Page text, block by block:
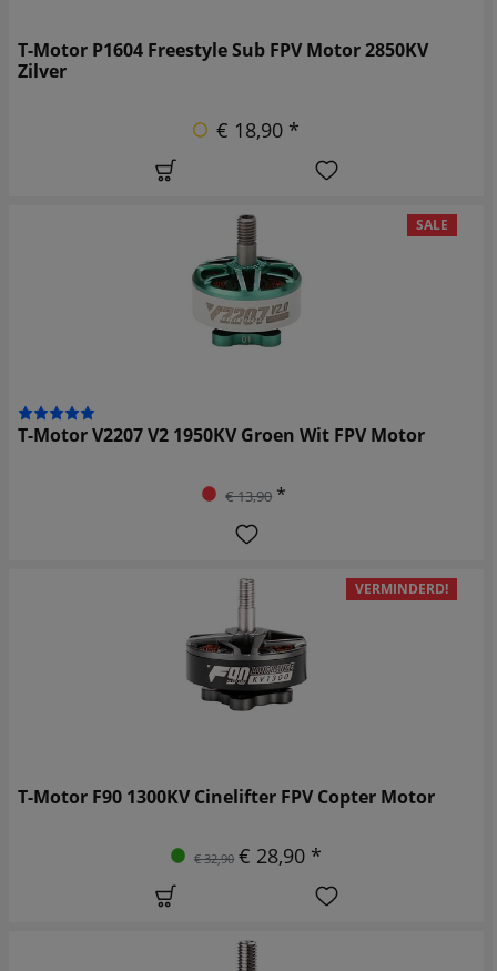
T-Motor P1604 Freestyle Sub FPV Motor 2850KV
Zilver
€ 18,90 *
SALE
T-Motor V2207 V2 1950KV Groen Wit FPV Motor
€ 13,90 *
VERMINDERD!
T-Motor F90 1300KV Cinelifter FPV Copter Motor
€ 32,90 € 28,90 *